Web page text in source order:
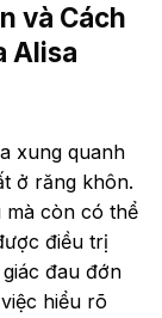
và Cách
Alisa
xung quanh
ở răng khôn.
còn có thể
điều trị
đau đớn
hiểu rõ